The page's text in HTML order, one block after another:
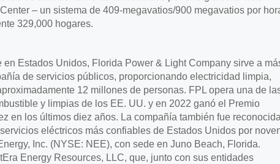
– un sistema de 409-megavatios/900 megavatios por
329,000 hogares.
Estados Unidos, Florida Power & Light Company sirve a
de servicios públicos, proporcionando electricidad limpia,
12 millones de personas. FPL opera una de
y limpias de los EE. UU. y en 2022 ganó el Premio
en los últimos diez años. La compañía también fue reconocida
eléctricos más confiables de Estados Unidos por
Inc. (NYSE: NEE), con sede en Juno Beach, Florida.
Energy Resources, LLC, que, junto con sus entidades